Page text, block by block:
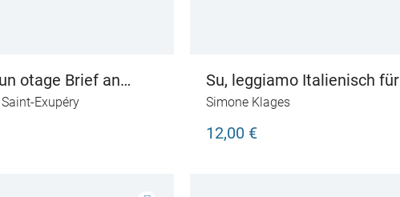
otage Brief an
Exupéry
Su, leggiamo Italienisch für
Einsteiger
Simone Klages
12,00 €